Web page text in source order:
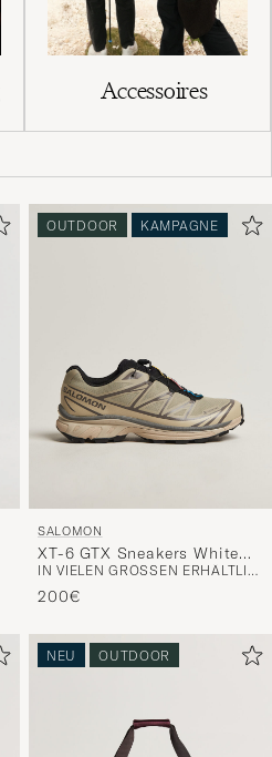
OUTDOOR KAMPAGNE
SALOMON
XT-6 GTX Sneakers White
Pepper/Silver Sage
IN VIELEN GRÖSSEN ERHÄLTLICH
200€
NEU OUTDOOR
Accessoires